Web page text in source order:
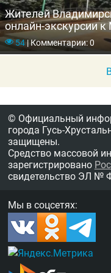
Жителей
онлайн-экскурсии
памятников и
54 |Комментарии: 0
© Официальный
города Гусь-
защищены.
Средство массовой
зарегистрировано
свидетельство ЭЛ №
Мы в соцсетях: